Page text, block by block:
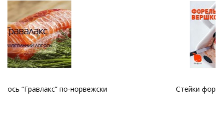
Стейки форели в сливочном соусе